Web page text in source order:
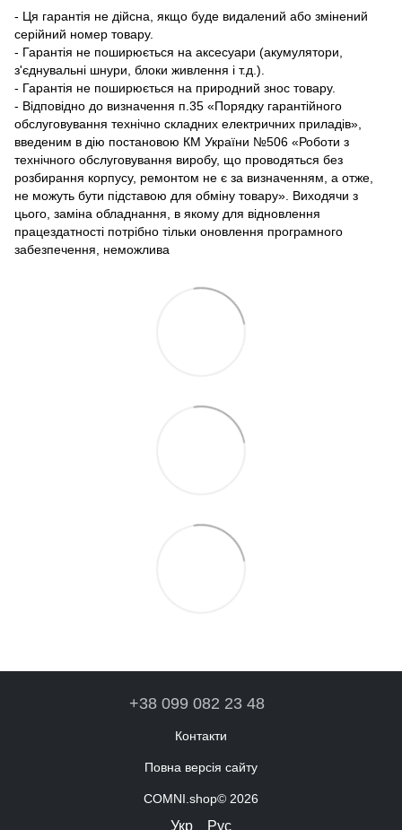
- Ця гарантія не дійсна, якщо буде видалений або змінений
серійний номер товару.
- Гарантія не поширюється на аксесуари (акумулятори,
з'єднувальні шнури, блоки живлення і т.д.).
- Гарантія не поширюється на природний знос товару.
- Відповідно до визначення п.35 «Порядку гарантійного
обслуговування технічно складних електричних приладів»,
введеним в дію постановою КМ України №506 «Роботи з
технічного обслуговування виробу, що проводяться без
розбирання корпусу, ремонтом не є за визначенням, а отже,
не можуть бути підставою для обміну товару». Виходячи з
цього, заміна обладнання, в якому для відновлення
працездатності потрібно тільки оновлення програмного
забезпечення, неможлива
+38 099 082 23 48
Контакти
Повна версія сайту
COMNI.shop© 2026
Укр Рус